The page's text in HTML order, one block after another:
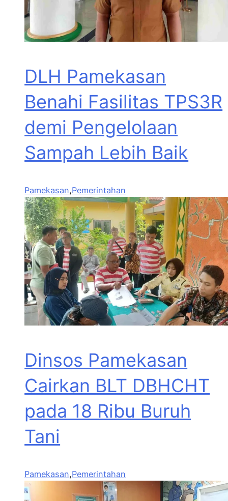
DLH Pamekasan
Benahi Fasilitas TPS3R
demi Pengelolaan
Sampah Lebih Baik
Pamekasan,Pemerintahan
Dinsos Pamekasan
Cairkan BLT DBHCHT
pada 18 Ribu Buruh
Tani
Pamekasan,Pemerintahan